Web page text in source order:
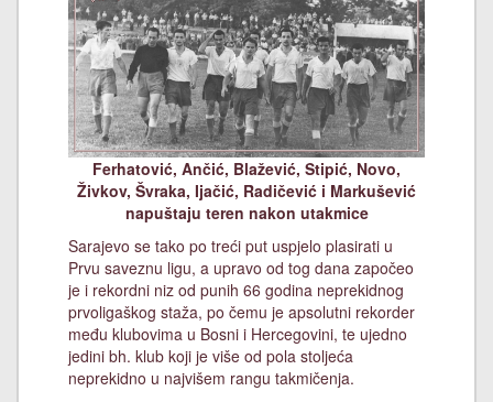
Ferhatović, Ančić, Blažević, Stipić, Novo,
Živkov, Švraka, Ijačić, Radičević i Markušević
napuštaju teren nakon utakmice
Sarajevo se tako po treći put uspjelo plasirati u
Prvu saveznu ligu, a upravo od tog dana započeo
je i rekordni niz od punih 66 godina neprekidnog
prvoligaškog staža, po čemu je apsolutni rekorder
među klubovima u Bosni i Hercegovini, te ujedno
jedini bh. klub koji je više od pola stoljeća
neprekidno u najvišem rangu takmičenja.